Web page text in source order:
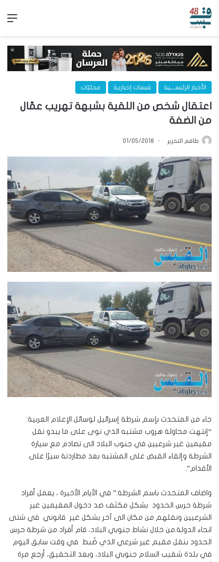
الأخبار الرئيســـية قبسات إخبارية محليّات
اعتقال شخص من اللقية بشبهة تهريب عمّال
من الضفة
طاقم التحرير 01/05/2018
جاء من المتحدث بإسم شرطة إسرائيل لوسائل الإعلام العربية:
“إنتهت محاولة هروب مشتبه الذي نوى على ما يبدو نقل
مقيمين غير شرعيين في جنوب البلاد الى تصادم مع سيارة
الشرطة وإلقاء القبض على المشتبه بعد مطاردتة سيرًا على
الأقدام”.
واضاف المتحدث باسم الشرطة:” في الأيام الأخيرة ، يعمل أفراد
شرطة حرس الحدود بشكل مكثف ضد دخول المقيمين غير
الشرعيين ونقلهم من مكان الى آخر بشكل غير قانوني في شتى
انحاء الدولة.من خلال نشاط جنوبي البلاد، قام أفراد من شرطة حرس
الحدود بنقل مقيم غير شرعي الذي ضُبط في وقت سابق اليوم
في بلدة شقيب السلام جنوبي البلاد، وبعد التحقيق، أرجع مرة